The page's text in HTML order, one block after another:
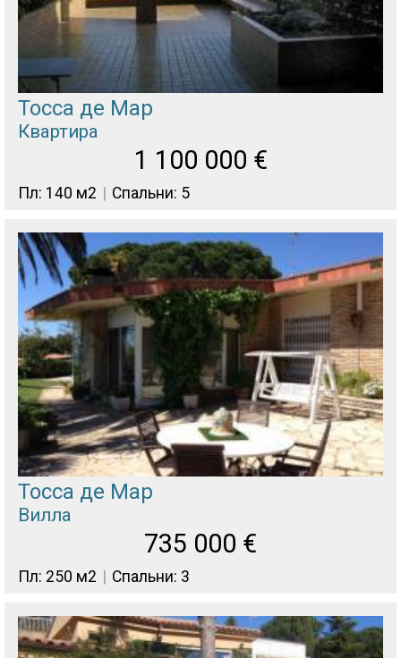
Тосса де Мар
Квартира
1 100 000 €
Пл: 140 м2 Спальни: 5
Тосса де Мар
Вилла
735 000 €
Пл: 250 м2 Спальни: 3